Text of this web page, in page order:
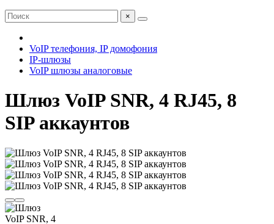
×
VoIP телефония, IP домофония
IP-шлюзы
VoIP шлюзы аналоговые
Шлюз VoIP SNR, 4 RJ45, 8
SIP аккаунтов